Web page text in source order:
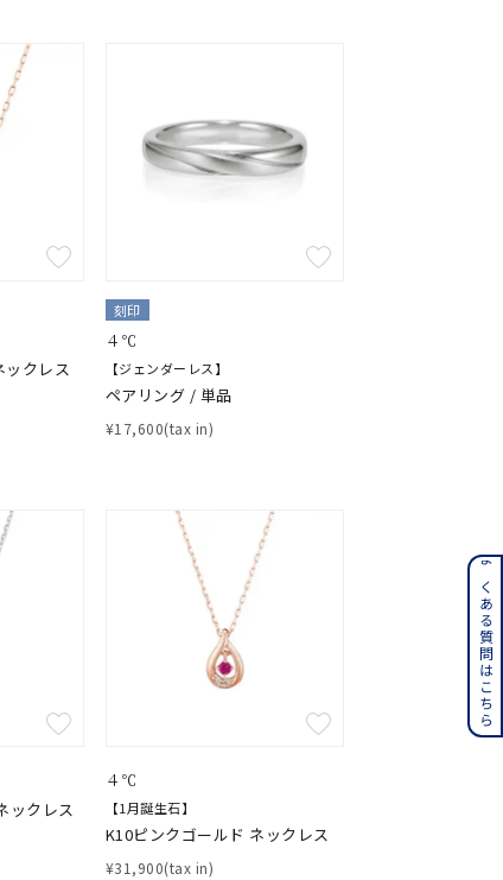
キーワードで検索する
6月の誕生石
ーン
フラワー
クレス
刻印
４℃
【ジェンダーレス】
ペアリング / 単品
¥17,600(tax in)
ックレス
４℃
【1月誕生石】
K10ピンクゴールド ネックレス
¥31,900(tax in)
よくある質問はこちら